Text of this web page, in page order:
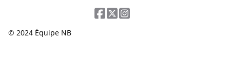
© 2024 Équipe NB